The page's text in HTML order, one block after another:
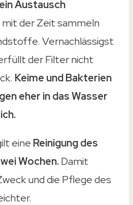
Austausch
mit der Zeit sammeln
Vernachlässigst
der Filter nicht
Keime und Bakterien
eher in das Wasser
eine Reinigung des
Wochen.Damit
und die Pflege des